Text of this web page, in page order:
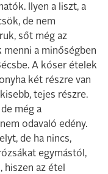
Ilyen a liszt, a
de nem
sőt még az
menni a minőségben
A kóser ételek
két részre van
tejes részre.
még a
odavaló edény.
de ha nincs,
egymástól,
hiszen az étel